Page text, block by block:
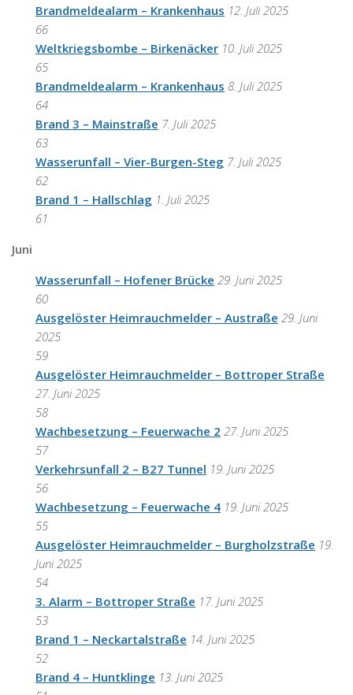
Brandmeldealarm – Krankenhaus 12. Juli 2025
66
Weltkriegsbombe – Birkenäcker 10. Juli 2025
65
Brandmeldealarm – Krankenhaus 8. Juli 2025
64
Brand 3 – Mainstraße 7. Juli 2025
63
Wasserunfall – Vier-Burgen-Steg 7. Juli 2025
62
Brand 1 – Hallschlag 1. Juli 2025
61
Juni
Wasserunfall – Hofener Brücke 29. Juni 2025
60
Ausgelöster Heimrauchmelder – Austraße 29. Juni
2025
59
Ausgelöster Heimrauchmelder – Bottroper Straße
27. Juni 2025
58
Wachbesetzung – Feuerwache 2 27. Juni 2025
57
Verkehrsunfall 2 – B27 Tunnel 19. Juni 2025
56
Wachbesetzung – Feuerwache 4 19. Juni 2025
55
Ausgelöster Heimrauchmelder – Burgholzstraße 19.
Juni 2025
54
3. Alarm – Bottroper Straße 17. Juni 2025
53
Brand 1 – Neckartalstraße 14. Juni 2025
52
Brand 4 – Huntklinge 13. Juni 2025